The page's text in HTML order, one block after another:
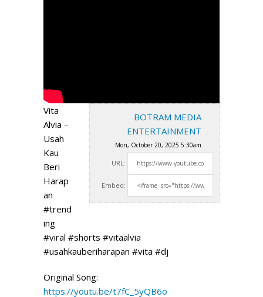
BOTRAM MEDIA
ENTERTAINMENT
Mon, October 20, 2025 5:30am
URL:
Embed:
Vita
Alvia –
Usah
Kau
Beri
Harap
an
#trend
ing
#viral #shorts #vitaalvia
#usahkauberiharapan #vita #dj
Original Song:
https://youtu.be/t7fC_5yQB6o